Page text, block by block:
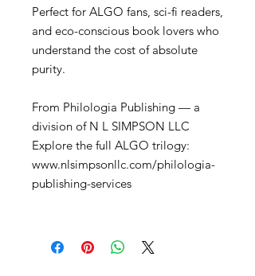
Perfect for ALGO fans, sci-fi readers,
and eco-conscious book lovers who
understand the cost of absolute
purity.
From Philologia Publishing — a
division of N L SIMPSON LLC
Explore the full ALGO trilogy:
www.nlsimpsonllc.com/philologia-
publishing-services